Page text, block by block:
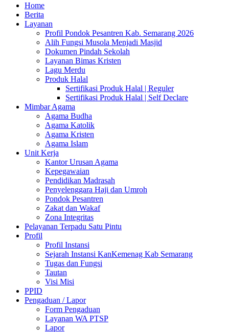
Home
Berita
Layanan
Profil Pondok Pesantren Kab. Semarang 2026
Alih Fungsi Musola Menjadi Masjid
Dokumen Pindah Sekolah
Layanan Bimas Kristen
Lagu Merdu
Produk Halal
Sertifikasi Produk Halal | Reguler
Sertifikasi Produk Halal | Self Declare
Mimbar Agama
Agama Budha
Agama Katolik
Agama Kristen
Agama Islam
Unit Kerja
Kantor Urusan Agama
Kepegawaian
Pendidikan Madrasah
Penyelenggara Haji dan Umroh
Pondok Pesantren
Zakat dan Wakaf
Zona Integritas
Pelayanan Terpadu Satu Pintu
Profil
Profil Instansi
Sejarah Instansi KanKemenag Kab Semarang
Tugas dan Fungsi
Tautan
Visi Misi
PPID
Pengaduan / Lapor
Form Pengaduan
Layanan WA PTSP
Lapor